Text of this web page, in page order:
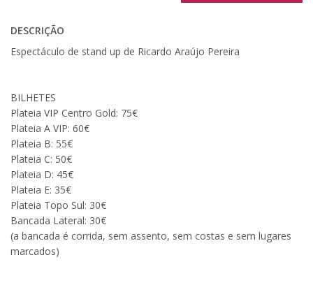
DESCRIÇÃO
Espectáculo de stand up de Ricardo Araújo Pereira
BILHETES
Plateia VIP Centro Gold: 75€
Plateia A VIP: 60€
Plateia B: 55€
Plateia C: 50€
Plateia D: 45€
Plateia E: 35€
Plateia Topo Sul: 30€
Bancada Lateral: 30€
(a bancada é corrida, sem assento, sem costas e sem lugares
marcados)